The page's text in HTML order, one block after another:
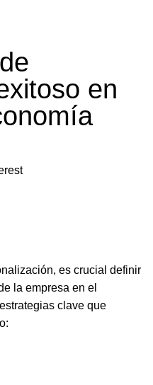
en
es crucial definir
la empresa en el
clave que